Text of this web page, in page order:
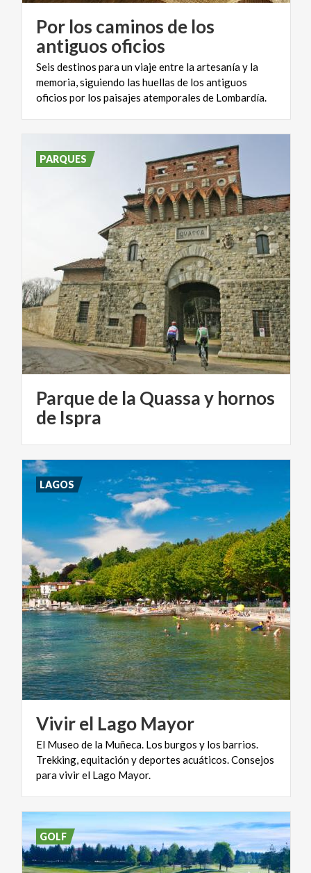
Por los caminos de los
antiguos oficios
Seis destinos para un viaje entre la artesanía y la
memoria, siguiendo las huellas de los antiguos
oficios por los paisajes atemporales de Lombardía.
Parque de la Quassa y hornos
de Ispra
PARQUES
Vivirel Lago Mayor
El Museo de la Muñeca. Los burgos y los barrios.
Trekking, equitación y deportes acuáticos. Consejos
para vivir el Lago Mayor.
LAGOS
GOLF